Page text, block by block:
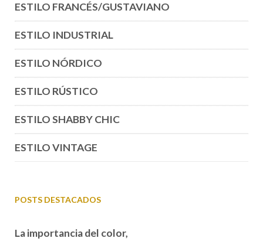
ESTILO FRANCÉS/GUSTAVIANO
ESTILO INDUSTRIAL
ESTILO NÓRDICO
ESTILO RÚSTICO
ESTILO SHABBY CHIC
ESTILO VINTAGE
POSTS DESTACADOS
La importancia del color,